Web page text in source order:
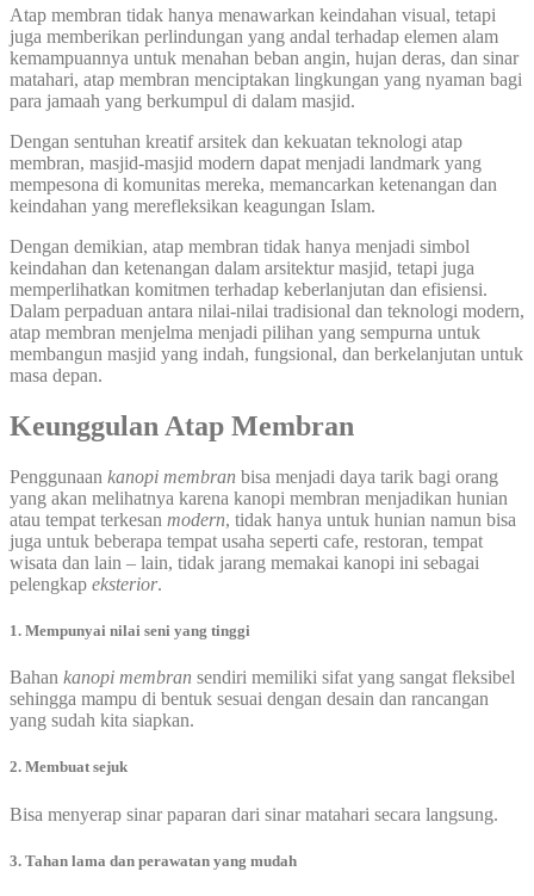
Atap membran tidak hanya menawarkan keindahan visual, tetapi
juga memberikan perlindungan yang andal terhadap elemen alam
kemampuannya untuk menahan beban angin, hujan deras, dan sinar
matahari, atap membran menciptakan lingkungan yang nyaman bagi
para jamaah yang berkumpul di dalam masjid.
Dengan sentuhan kreatif arsitek dan kekuatan teknologi atap
membran, masjid-masjid modern dapat menjadi landmark yang
mempesona di komunitas mereka, memancarkan ketenangan dan
keindahan yang merefleksikan keagungan Islam.
Dengan demikian, atap membran tidak hanya menjadi simbol
keindahan dan ketenangan dalam arsitektur masjid, tetapi juga
memperlihatkan komitmen terhadap keberlanjutan dan efisiensi.
Dalam perpaduan antara nilai-nilai tradisional dan teknologi modern,
atap membran menjelma menjadi pilihan yang sempurna untuk
membangun masjid yang indah, fungsional, dan berkelanjutan untuk
masa depan.
Keunggulan Atap Membran
Penggunaan kanopi membran bisa menjadi daya tarik bagi orang
yang akan melihatnya karena kanopi membran menjadikan hunian
atau tempat terkesan modern, tidak hanya untuk hunian namun bisa
juga untuk beberapa tempat usaha seperti cafe, restoran, tempat
wisata dan lain – lain, tidak jarang memakai kanopi ini sebagai
pelengkap eksterior.
1. Mempunyai nilai seni yang tinggi
Bahan kanopi membran sendiri memiliki sifat yang sangat fleksibel
sehingga mampu di bentuk sesuai dengan desain dan rancangan
yang sudah kita siapkan.
2. Membuat sejuk
Bisa menyerap sinar paparan dari sinar matahari secara langsung.
3. Tahan lama dan perawatan yang mudah